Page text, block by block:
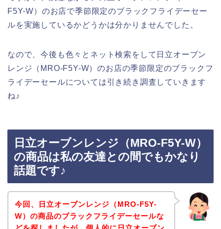
F5Y-W）のお店で季節限定のブラックフライデーセー
ルを実施しているかどうかは分かりませんでした。
なので、今後も色々とネット検索をして日立オーブン
レンジ（MRO-F5Y-W）のお店の季節限定のブラックフ
ライデーセールについては引き続き調査していきます
ね♪
日立オーブンレンジ（MRO-F5Y-W）
の商品は私の友達との間でもかなり
話題です♪
今回、日立オーブンレンジ（MRO-F5Y-
W）の商品のブラックフライデーセールな